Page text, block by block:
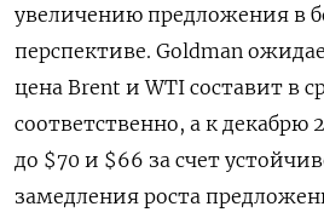
увеличению предложения в
перспективе. Goldman
цена Brent и WTI составит в
соответственно, а к декабрю
до $70 и $66 за счет
замедления роста